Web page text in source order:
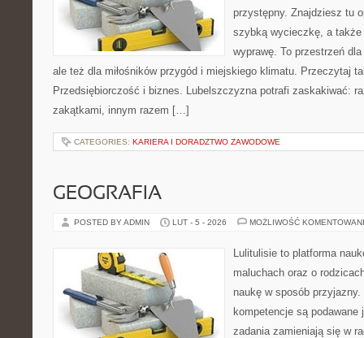
przystępny. Znajdziesz tu
szybką wycieczkę, a także
wyprawę. To przestrzeń
ale też dla miłośników przygód i miejskiego klimatu. Przeczytaj
Przedsiębiorczość i biznes. Lubelszczyzna potrafi zaskakiwać:
zakątkami, innym razem […]
CATEGORIES: KARIERA I DORADZTWO ZAWODOWE
GEOGRAFIA
POSTED BY ADMIN LUT - 5 - 2026 MOŻLIWOŚĆ
Lulitulisie to platforma
maluchach oraz o
naukę w sposób
kompetencje są
zadania zamieniają się w